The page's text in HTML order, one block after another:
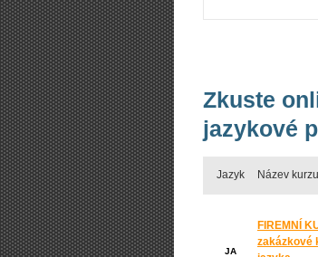
Zkuste
jazykové
Jazyk Název
JA
FIREMNÍ
zakázkové